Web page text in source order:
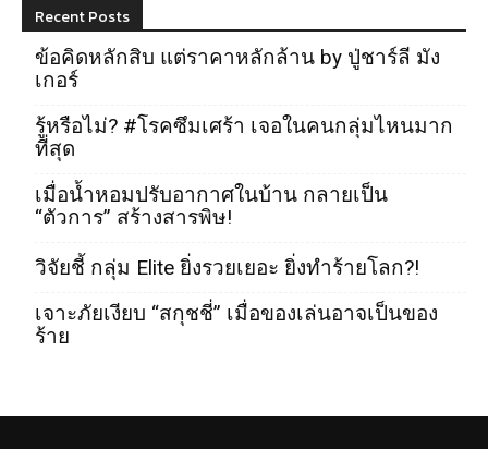
Recent Posts
ข้อคิดหลักสิบ แต่ราคาหลักล้าน by ปู่ชาร์ลี มัง
เกอร์
รู้หรือไม่? #โรคซึมเศร้า เจอในคนกลุ่มไหนมาก
ที่สุด
เมื่อน้ำหอมปรับอากาศในบ้าน กลายเป็น
“ตัวการ” สร้างสารพิษ!
วิจัยชี้ กลุ่ม Elite ยิ่งรวยเยอะ ยิ่งทำร้ายโลก?!
เจาะภัยเงียบ “สกุชชี่” เมื่อของเล่นอาจเป็นของ
ร้าย